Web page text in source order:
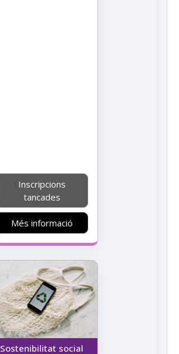
Inscripcions
tancades
Més informació
Sostenibilitat social